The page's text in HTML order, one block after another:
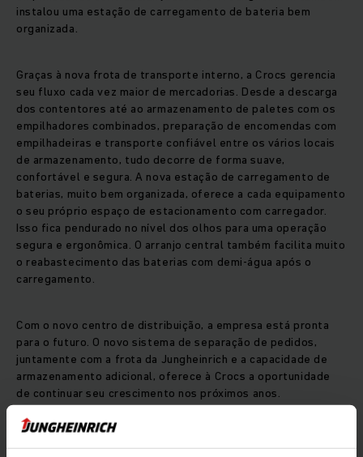
instalou uma estação de carregamento de bateria bem
organizada.
Graças à nova frota de transporte interno, a Crocs gerencia
seu fluxo cada vez maior de mercadorias. Desde a descarga
dos contentores até ao armazenamento de paletes com os
empilhadores combinados, preparação de encomendas com
empilhadeiras e transporte confiável entre os vários locais
de armazenamento, tudo decorre de forma suave,
confortável e segura. A nova estação de carregamento de
baterias, muito bem organizada, oferece a cada equipamento
o seu próprio espaço de estacionamento com carregador.
Isso fica pendurado no nível dos olhos para uma operação
segura e ergonômica. O arranjo central também facilita muito
o reabastecimento das baterias com demi-água após o
carregamento.
Com o novo centro de distribuição, a empresa está pronta
para o futuro. O novo sistema de separação de pedidos,
juntamente com a frota da Jungheinrich e a capacidade de
armazenamento adicional, oferece à Crocs a oportunidade
de continuar seu crescimento nos próximos anos.